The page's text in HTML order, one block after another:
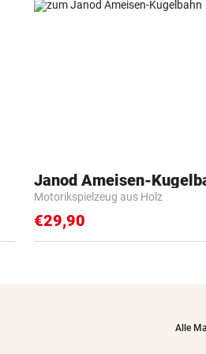
Janod Ameisen-
Motorikspielzeug aus Holz
€29,90
Alle